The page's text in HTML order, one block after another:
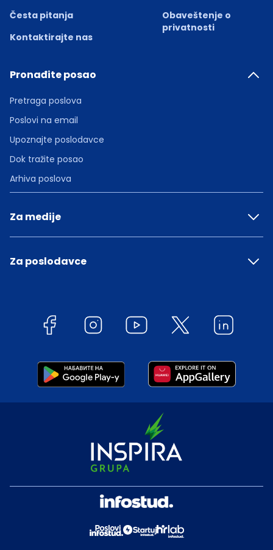
Česta pitanja
Kontaktirajte nas
Obaveštenje o
privatnosti
Pronađite posao
Pretraga poslova
Poslovi na email
Upoznajte poslodavce
Dok tražite posao
Arhiva poslova
Za medije
Za poslodavce